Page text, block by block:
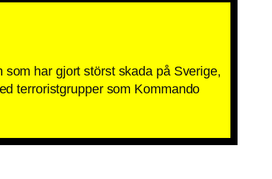
har gjort störst skada på Sverige,
terroristgrupper som Kommando